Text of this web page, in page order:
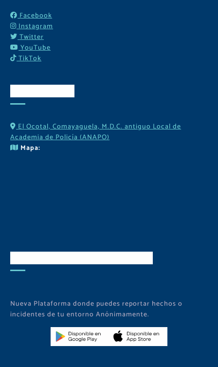
Facebook
Instagram
Twitter
YouTube
TikTok
El Ocotal, Comayaguela, M.D.C. antiguo Local de
Academia de Policía (ANAPO)
Mapa:
Nueva Plataforma donde puedes reportar hechos o
incidentes de tu entorno Anónimamente.